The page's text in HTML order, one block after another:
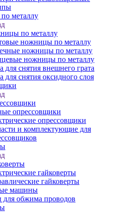
металлу
по металлу
ножницы по металлу
ножницы по металлу
ножницы по металлу
для снятия внешнего грата
для снятия оксидного слоя
опрессовщики
опрессовщики
и комплектующие для
гайковерты
гайковерты
машины
обжима проводов